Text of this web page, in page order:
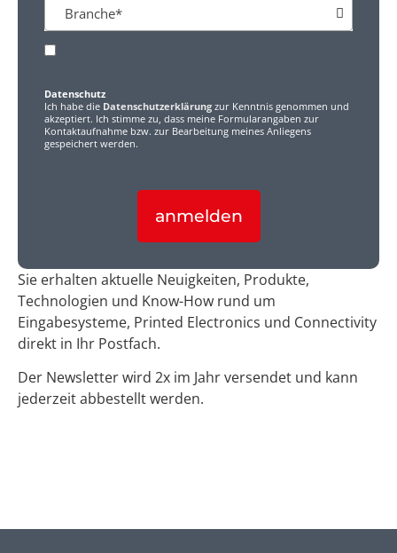
Sie erhalten aktuelle Neuigkeiten, Produkte,
Technologien und Know-How rund um
Eingabesysteme, Printed Electronics und Connectivity
direkt in Ihr Postfach.
Der Newsletter wird 2x im Jahr versendet und kann
jederzeit abbestellt werden.
Branche*
Datenschutz
Ich habe die Datenschutzerklärung zur Kenntnis genommen und
akzeptiert. Ich stimme zu, dass meine Formularangaben zur
Kontaktaufnahme bzw. zur Bearbeitung meines Anliegens
gespeichert werden.
anmelden